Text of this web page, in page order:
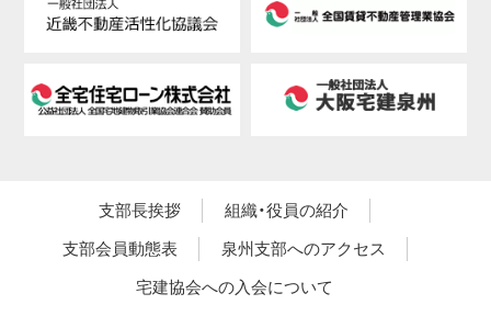
支部長挨拶
組織・役員の紹介
支部会員動態表
泉州支部へのアクセス
宅建協会への入会について